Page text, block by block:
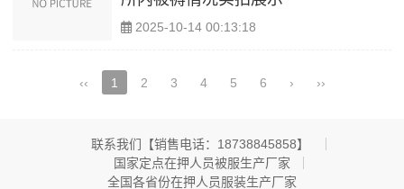
2025-10-14 00:13:18
‹‹ 1 2 3 4 5 6 › ››
联系我们【销售电话：18738845858】 ​
国家定点在押人员被服生产厂家
全国各省份在押人员服装生产厂家